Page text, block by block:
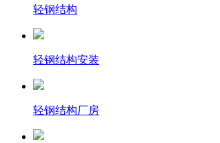
轻钢结构
轻钢结构安装
轻钢结构厂房